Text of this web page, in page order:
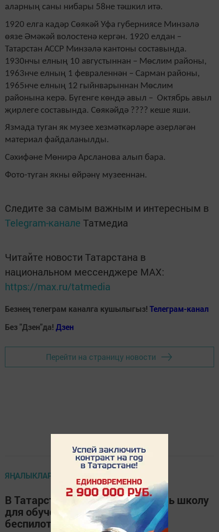
аларның саны нибары 58не тәшкил итә.
1920 елга кадәр Сөякәй Уфа губерниясе Минзәлә
өязе Әмәкәй волостенә кергән. 1920 елдан –
Татарстан АССР Минзәлә кантоны составында.
1930нчы елның 10 августыннан – Мөслим районы,
1963нче елның 1 февраленнән – Сарман районы,
1965нче елның 12 гыйнварыннан Мөслим
районына керә. Бүгенге көндә авыл – Октябрь авыл
җирлеге составында. Сөякәйдә ???? кеше яши.
Язмада туган як музее хезмәткәрләре әзерләгән
материал файдаланылды.
Сәхифәне Мөнирә Арсланова алып бара.
Фото-туган якны өйрәнү музееннан.
Следите за самым важным и интересным в
Telegram-канале Татмедиа
Читайте новости Татарстана в
национальном мессенджере MАХ:
https://max.ru/tatmedia
Безнең телеграм каналга кушылыгыз! Телеграм-канал
Без "Дзен"да! Дзен
Перейти на страницу новости
ЯҢАЛЫКЛАР
В Татарстане хотят организовать школу
для обучения управлению
беспилотниками